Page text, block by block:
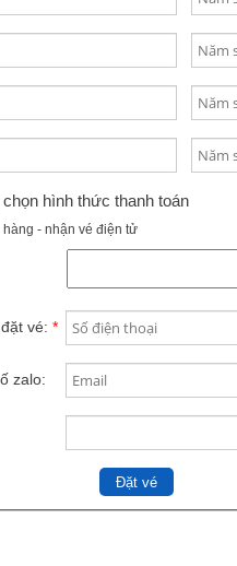
hình thức thanh toán
- nhận vé điện tử
vé: *
zalo: